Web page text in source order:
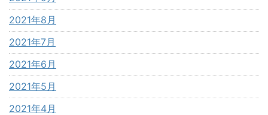
2021年8月
2021年7月
2021年6月
2021年5月
2021年4月